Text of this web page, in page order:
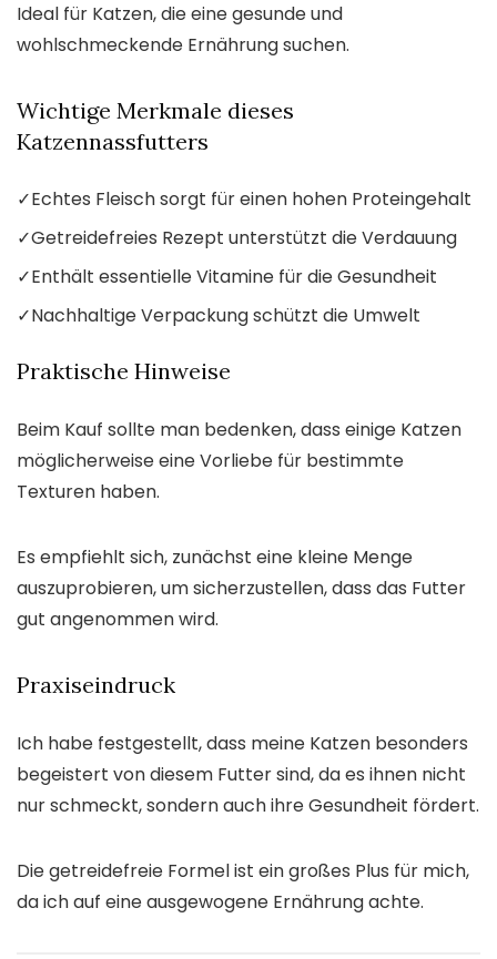
Ideal für Katzen, die eine gesunde und
wohlschmeckende Ernährung suchen.
Wichtige Merkmale dieses
Katzennassfutters
✓Echtes Fleisch sorgt für einen hohen Proteingehalt
✓Getreidefreies Rezept unterstützt die Verdauung
✓Enthält essentielle Vitamine für die Gesundheit
✓Nachhaltige Verpackung schützt die Umwelt
Praktische Hinweise
Beim Kauf sollte man bedenken, dass einige Katzen
möglicherweise eine Vorliebe für bestimmte
Texturen haben.
Es empfiehlt sich, zunächst eine kleine Menge
auszuprobieren, um sicherzustellen, dass das Futter
gut angenommen wird.
Praxiseindruck
Ich habe festgestellt, dass meine Katzen besonders
begeistert von diesem Futter sind, da es ihnen nicht
nur schmeckt, sondern auch ihre Gesundheit fördert.
Die getreidefreie Formel ist ein großes Plus für mich,
da ich auf eine ausgewogene Ernährung achte.